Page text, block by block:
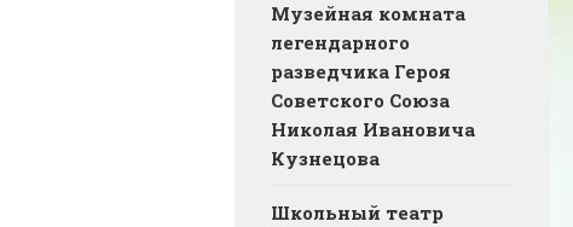
Музейная комната
легендарного
разведчика Героя
Советского Союза
Николая Ивановича
Кузнецова
Школьный театр